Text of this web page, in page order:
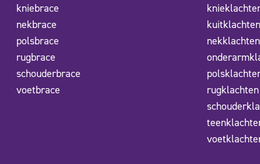
kniebrace
nekbrace
polsbrace
rugbrace
schouderbrace
voetbrace
kuitklachten
nekklachten
rugklachten